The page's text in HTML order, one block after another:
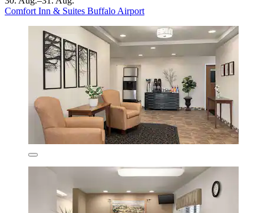
Comfort Inn & Suites Buffalo Airport